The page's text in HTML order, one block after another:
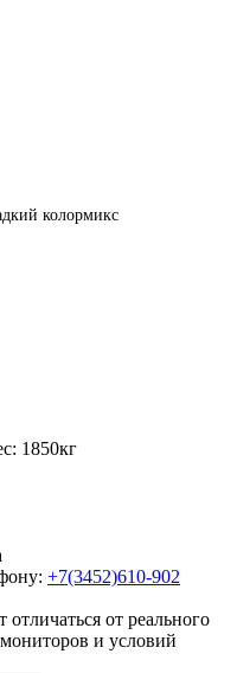
колормикс
1850кг
+7(3452)610-902
от реального
и условий